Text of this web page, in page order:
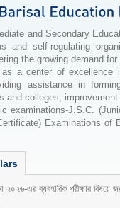
and Secondary
and self-regulating
the growing demand
a center of excellence
assistance in
and colleges,
examinations-J.S.C.
Examinations
২০২৬-এর ব্যবহারিক পরীক্ষার বিষয়ে